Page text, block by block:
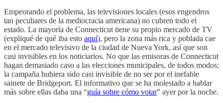
Empeorando el problema, las televisiones locales (esos engendros
tan peculiares de la mediocracia americana) no cubren todo el
estado. La mayoría de Connecticut tiene su propio mercado de TV
(expliqué de qué iba esto aquí), pero la zona más rica y poblada cae
en el mercado televisivo de la ciudad de Nueva York, así que son
casi invisibles en los noticiarios. No que las emisoras de Connecticut
hagan demasiado caso a las elecciones municipales, de todos modos;
la campaña hubiera sido casi invisible de no ser por el inefable
sainete de Bridgeport. El informativo que se ha molestado a hablar
más sobre ellas daba una “guía sobre cómo votar” ayer por la noche.